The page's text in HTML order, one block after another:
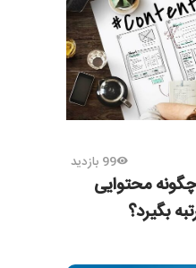
99 بازدید
محتوایی
بگیرد؟